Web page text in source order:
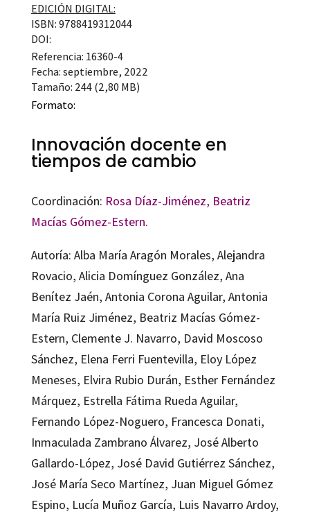
EDICIÓN DIGITAL:
ISBN: 9788419312044
DOI:
Referencia: 16360-4
Fecha: septiembre, 2022
Tamaño: 244 (2,80 MB)
Formato:
Innovación docente en
tiempos de cambio
Coordinación: Rosa Díaz-Jiménez, Beatriz
Macías Gómez-Estern.
Autoría: Alba María Aragón Morales, Alejandra
Rovacio, Alicia Domínguez González, Ana
Benítez Jaén, Antonia Corona Aguilar, Antonia
María Ruiz Jiménez, Beatriz Macías Gómez-
Estern, Clemente J. Navarro, David Moscoso
Sánchez, Elena Ferri Fuentevilla, Eloy López
Meneses, Elvira Rubio Durán, Esther Fernández
Márquez, Estrella Fátima Rueda Aguilar,
Fernando López-Noguero, Francesca Donati,
Inmaculada Zambrano Álvarez, José Alberto
Gallardo-López, José David Gutiérrez Sánchez,
José María Seco Martínez, Juan Miguel Gómez
Espino, Lucía Muñoz García, Luis Navarro Ardoy,